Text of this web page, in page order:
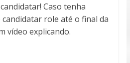
Caso tenha
candidatar role até o final da
vídeo explicando.